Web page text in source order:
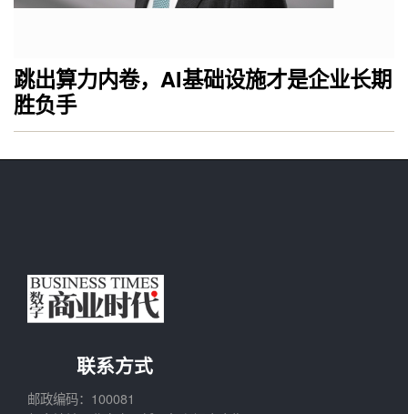
跳出算力内卷，AI基础设施才是企业长期
胜负手
联系方式
邮政编码：100081